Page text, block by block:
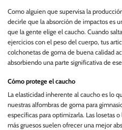
Como alguien que supervisa la
decirle que la absorción de impactos es
que la gente elige el caucho. Cuando
ejercicios con el peso del cuerpo, tus
colchonetas de goma de buena calidad
absorbiendo una parte significativa de
Cómo protege el caucho
La elasticidad inherente al caucho es lo
nuestras alfombras de goma para
específicas para optimizarla. Las losetas
más gruesos suelen ofrecer una mejor